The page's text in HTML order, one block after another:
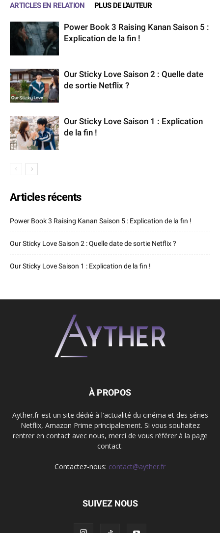
ARTICLES EN RELATION PLUS DE L'AUTEUR
Power Book 3 Raising Kanan Saison 5 :
Explication de la fin !
Our Sticky Love Saison 2 : Quelle date
de sortie Netflix ?
Our Sticky Love Saison 1 : Explication
de la fin !
Articles récents
Power Book 3 Raising Kanan Saison 5 : Explication de la fin !
Our Sticky Love Saison 2 : Quelle date de sortie Netflix ?
Our Sticky Love Saison 1 : Explication de la fin !
À PROPOS
Ayther.fr est un site dédié à l'actualité du cinéma et des séries
Netflix, Amazon Prime principalement. Si vous souhaitez
rentrer en contact avec nous, merci de vous référer à la page
contact.
Contactez-nous: contact@ayther.fr
SUIVEZ NOUS